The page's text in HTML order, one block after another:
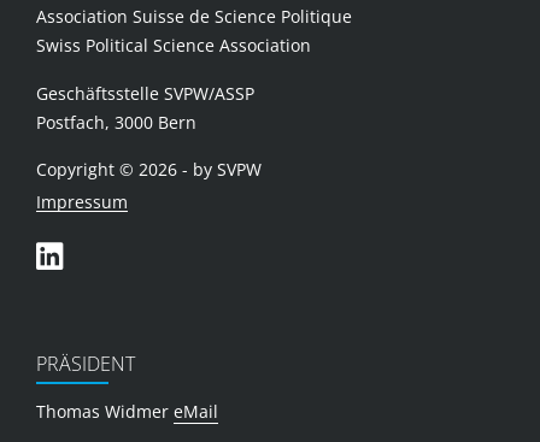
Association Suisse de Science Politique
Swiss Political Science Association
Geschäftsstelle SVPW/ASSP
Postfach, 3000 Bern
Copyright © 2026 - by SVPW
Impressum
PRÄSIDENT
Thomas Widmer eMail